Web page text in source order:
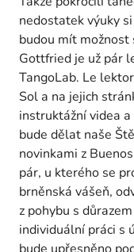
nedostatek výuky
budou mít možnost
Gottfried je už pár
TangoLab. Le
Sol a na jejich
instruktážní videa
bude dělat naše
novinkami z
pár, u kterého se
brněnská vášeň,
z pohybu s
individuální práci s